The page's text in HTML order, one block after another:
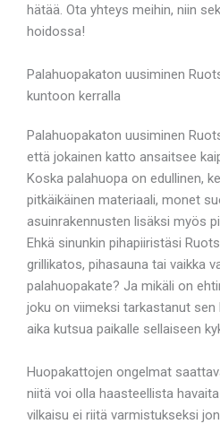
hätää. Ota yhteys meihin, niin
hoidossa!
Palahuopakaton uusiminen
kuntoon kerralla
Palahuopakaton uusiminen
että jokainen katto ansaitsee
Koska palahuopa on edullinen,
pitkäikäinen materiaali, monet
asuinrakennusten lisäksi myös
Ehkä sinunkin pihapiiristäsi
grillikatos, pihasauna tai vaikka
palahuopakate? Ja mikäli on
joku on viimeksi tarkastanut sen
aika kutsua paikalle sellaiseen
Huopakattojen ongelmat
niitä voi olla haasteellista
vilkaisu ei riitä varmistukseksi